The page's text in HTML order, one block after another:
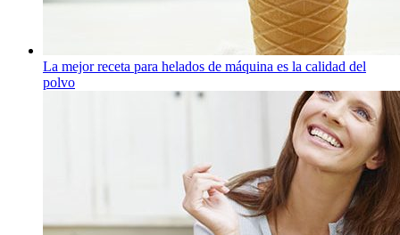
La mejor receta para helados de máquina es la calidad del
polvo